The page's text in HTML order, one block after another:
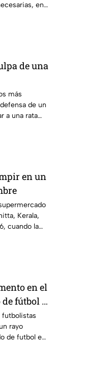
en
de una
más
de un
a una rata
en un
Kerala,
cuando la
en el
fútbol y
futbolistas
rayo
de futbol en